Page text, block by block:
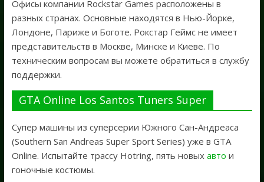
Офисы компании Rockstar Games расположены в
разных странах. Основные находятся в Нью-Йорке,
Лондоне, Париже и Боготе. Рокстар Геймс не имеет
представительств в Москве, Минске и Киеве. По
техническим вопросам вы можете обратиться в службу
поддержки.
GTA Online Los Santos Tuners Super
Супер машины из суперсерии Южного Сан-Андреаса
(Southern San Andreas Super Sport Series) уже в GTA
Online. Испытайте трассу Hotring, пять новых авто и
гоночные костюмы.